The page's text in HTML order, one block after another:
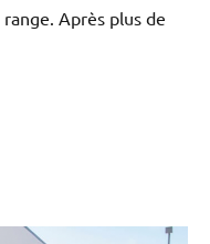
Après plus de